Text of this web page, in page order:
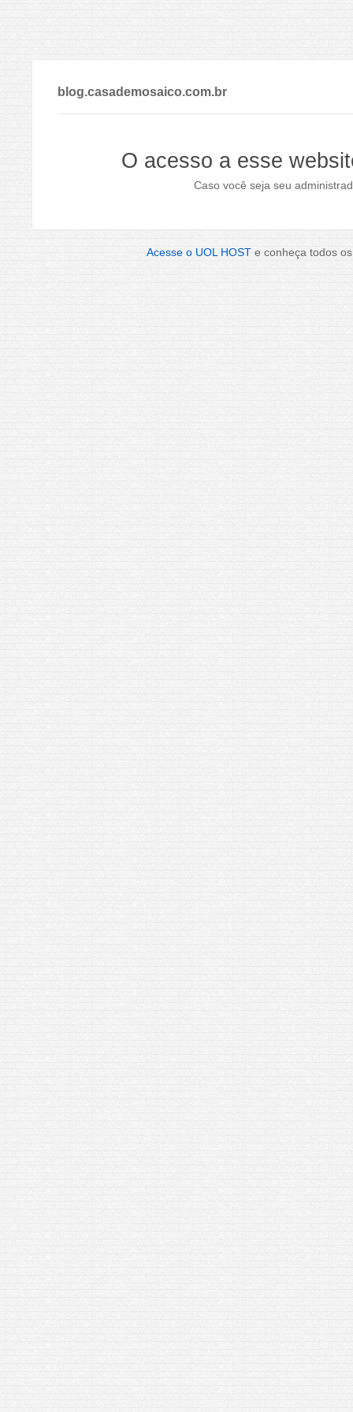
blog.casademosaico.com.br
O acesso a esse
Caso você seja seu
Acesse o UOL HOST e conheça todos